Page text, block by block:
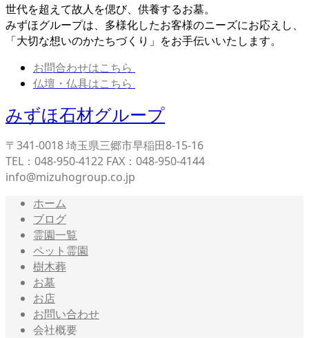
世代を超えて故人を偲び、供養するお墓。
みずほグループは、多様化したお客様のニーズにお応えし、
「大切な想いのかたちづくり」をお手伝いいたします。
お問合わせはこちら
仏壇・仏具はこちら
みずほ石材グループ
〒341-0018 埼玉県三郷市早稲田8-15-16
TEL：048-950-4122 FAX：048-950-4144
info@mizuhogroup.co.jp
ホーム
ブログ
霊園一覧
ペット霊園
樹木葬
お墓
お店
お問い合わせ
会社概要